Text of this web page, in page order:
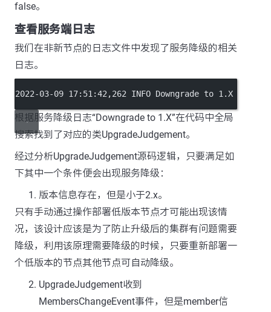
false。
查看服务端日志
我们在非新节点的日志文件中发现了服务降级的相关
日志。
2022-03-09 17:51:42,262 INFO Downgrade to 1.X
根据服务降级日志“Downgrade to 1.X”在代码中全局
搜索找到了对应的类UpgradeJudgement。
经过分析UpgradeJudgement源码逻辑，只要满足如
下其中一个条件便会出现服务降级：
版本信息存在，但是小于2.x。
只有手动通过操作部署低版本节点才可能出现该情
况，该设计应该是为了防止升级后的集群有问题需要
降级，利用该原理需要降级的时候，只要重新部署一
个低版本的节点其他节点可自动降级。
UpgradeJudgement收到
MembersChangeEvent事件，但是member信